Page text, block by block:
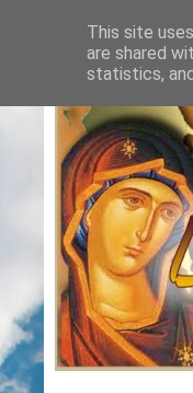
This site
are shared
statistics,